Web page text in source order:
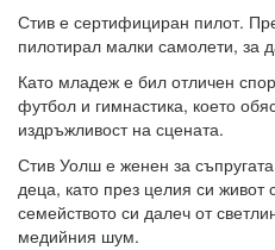
Стив е сертифициран пилот.
пилотирал малки самолети, за
Като младеж е бил отличен
футбол и гимнастика, което
издръжливост на сцената.
Стив Уолш е женен за
деца, като през целия си живот
семейството си далеч от
медийния шум.